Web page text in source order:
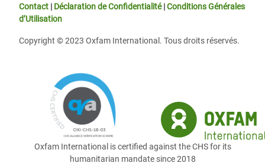
Contact | Déclaration de Confidentialité|Conditions Générales
d’Utilisation
Copyright © 2023 Oxfam International. Tous droits réservés.
Oxfam International is certified against the CHS for its
humanitarian mandate since 2018